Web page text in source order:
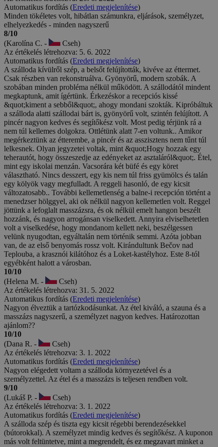
Automatikus fordítás (Eredeti megjelenítése)
Minden tökéletes volt, hibátlan számunkra, eljárások, személyzet,
elhelyezkedés - minden nagyszerű
8/10
(Karolína C. -
Cseh)
Az értékelés létrehozva: 5. 6. 2022
Automatikus fordítás (Eredeti megjelenítése)
A szálloda kívülről szép, a belsőt felújították, kivéve az éttermet.
Csak részben van rekonstruálva. Gyönyörű, modern szobák. A
szobában minden probléma nélkül működött. A szállodától mindent
megkaptunk, amit ígértünk. Érkezéskor a recepciós kissé
&quot;kiment a sebből&quot;, ahogy mondani szokták. Kipróbáltuk
a szálloda alatti szállodai bárt is, gyönyörű volt, szintén felújított. A
pincér nagyon kedves és segítőkész volt. Most pedig térjünk rá a
nem túl kellemes dolgokra. Ottlétünk alatt 7-en voltunk.. Amikor
megérkeztünk az étterembe, a pincér és az asszisztens nem tűnt túl
lelkesnek. Olyan jegyzetei voltak, mint &quot;Hogy hozzak egy
teherautót, hogy összeszedje az edényeket az asztaláról&quot;. Étel,
mint egy iskolai menzán. Vacsorára két büfé és egy köret
választható. Nincs desszert, egy kis nem túl friss gyümölcs és talán
egy kölyök vagy megfulladt. A reggeli hasonló, de egy kicsit
változatosabb.. További kellemetlenség a balne-i recepción történt a
menedzser hölggyel, aki ok nélkül nagyon kellemetlen volt. Reggel
jöttünk a lefoglalt masszázsra, és ok nélkül emelt hangon beszélt
hozzánk, és nagyon arrogánsan viselkedett. Annyira elviselhetetlen
volt a viselkedése, hogy mondanom kellett neki, beszélgessen
velünk nyugodtan, egyáltalán nem történik semmi. Azóta jobban
van, de az első benyomás rossz volt. Kirándultunk Bečov nad
Teplouba, a krasznói kilátóhoz és a Loket-kastélyhoz. Este 8-tól
egyébként halott a városban.
10/10
(Helena M. -
Cseh)
Az értékelés létrehozva: 31. 5. 2022
Automatikus fordítás (Eredeti megjelenítése)
Nagyon élveztük a tartózkodásunkat. Az étel kiváló, a szauna és a
masszázs nagyszerű, a személyzet nagyon kedves. Határozottan
ajánlom??
10/10
(Dana R. -
Cseh)
Az értékelés létrehozva: 3. 1. 2022
Automatikus fordítás (Eredeti megjelenítése)
Nagyon elégedett voltam a szálloda környezetével és a
személyzettel. Az étel és a masszázs is teljesen rendben volt.
9/10
(Lukáš P. -
Cseh)
Az értékelés létrehozva: 3. 1. 2022
Automatikus fordítás (Eredeti megjelenítése)
A szálloda szép és tiszta egy kicsit régebbi berendezésekkel
(bútorokkal). A személyzet mindig kedves és segítőkész. A kuponon
más volt feltüntetve, mint a megrendelt, és ez megzavart minket a